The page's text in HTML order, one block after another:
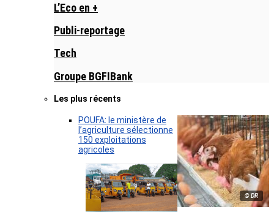
L’Eco en +
Publi-reportage
Tech
Groupe BGFIBank
Les plus récents
© DR
POUFA: le ministère de
l’agriculture sélectionne
150 exploitations
agricoles